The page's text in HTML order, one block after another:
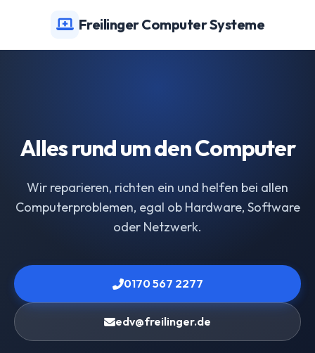
Freilinger Computer Systeme
Alles rund um den Computer
Wir reparieren, richten ein und helfen bei allen
Computerproblemen, egal ob Hardware, Software
oder Netzwerk.
0170 567 2277
edv@freilinger.de